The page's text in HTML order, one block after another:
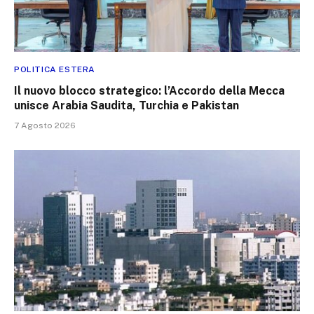
POLITICA ESTERA
Il nuovo blocco strategico: l’Accordo della Mecca
unisce Arabia Saudita, Turchia e Pakistan
7 Agosto 2026